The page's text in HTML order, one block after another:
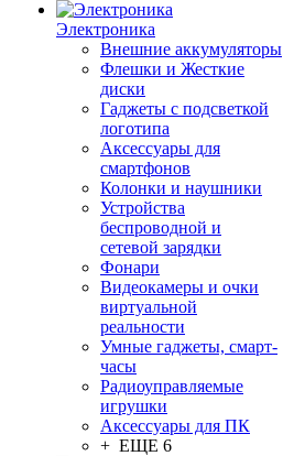
Электроника
Внешние аккумуляторы
Флешки и Жесткие
диски
Гаджеты с подсветкой
логотипа
Аксессуары для
смартфонов
Колонки и наушники
Устройства
беспроводной и
сетевой зарядки
Фонари
Видеокамеры и очки
виртуальной
реальности
Умные гаджеты, смарт-
часы
Радиоуправляемые
игрушки
Аксессуары для ПК
+ ЕЩЕ 6